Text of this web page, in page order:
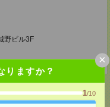
りますか？
1/10
×
野ビル3F